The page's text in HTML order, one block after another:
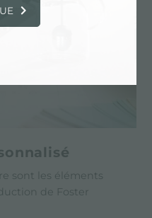
sont les éléments
de Foster